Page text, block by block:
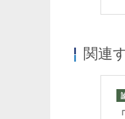
関連